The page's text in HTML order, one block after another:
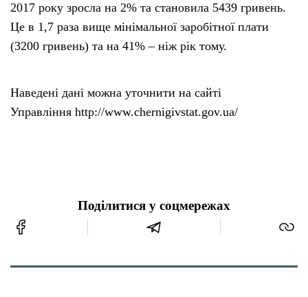
2017 року зросла на 2% та становила 5439 гривень.
Це в 1,7 раза вище мінімальної заробітної плати
(3200 гривень) та на 41% – ніж рік тому.
Наведені дані можна уточнити на сайті
Управління http://www.chernigivstat.gov.ua/
Поділитися у соцмережах